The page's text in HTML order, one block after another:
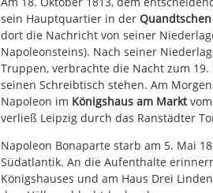
sein Hauptquartier in der
dort die Nachricht von seiner
Napoleonsteins). Nach seiner
Truppen, verbrachte die Nacht zum 19.
seinen Schreibtisch stehen. Am
Napoleon im Königshaus am Marktvom
verließ Leipzig durch das Ranstädter
Napoleon Bonaparte starb am 5. Mai
Südatlantik. An die Aufenthalte
Königshauses und am Haus Drei